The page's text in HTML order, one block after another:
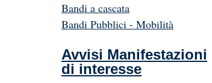
Bandi a cascata
Bandi Pubblici - Mobilità
Avvisi Manifestazioni
di interesse